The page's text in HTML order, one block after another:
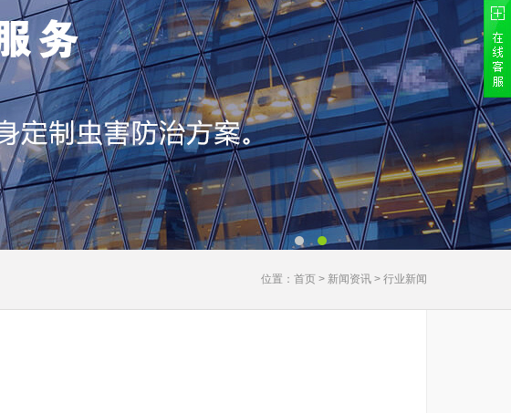
位置：首页 > 新闻资讯 > 行业新闻